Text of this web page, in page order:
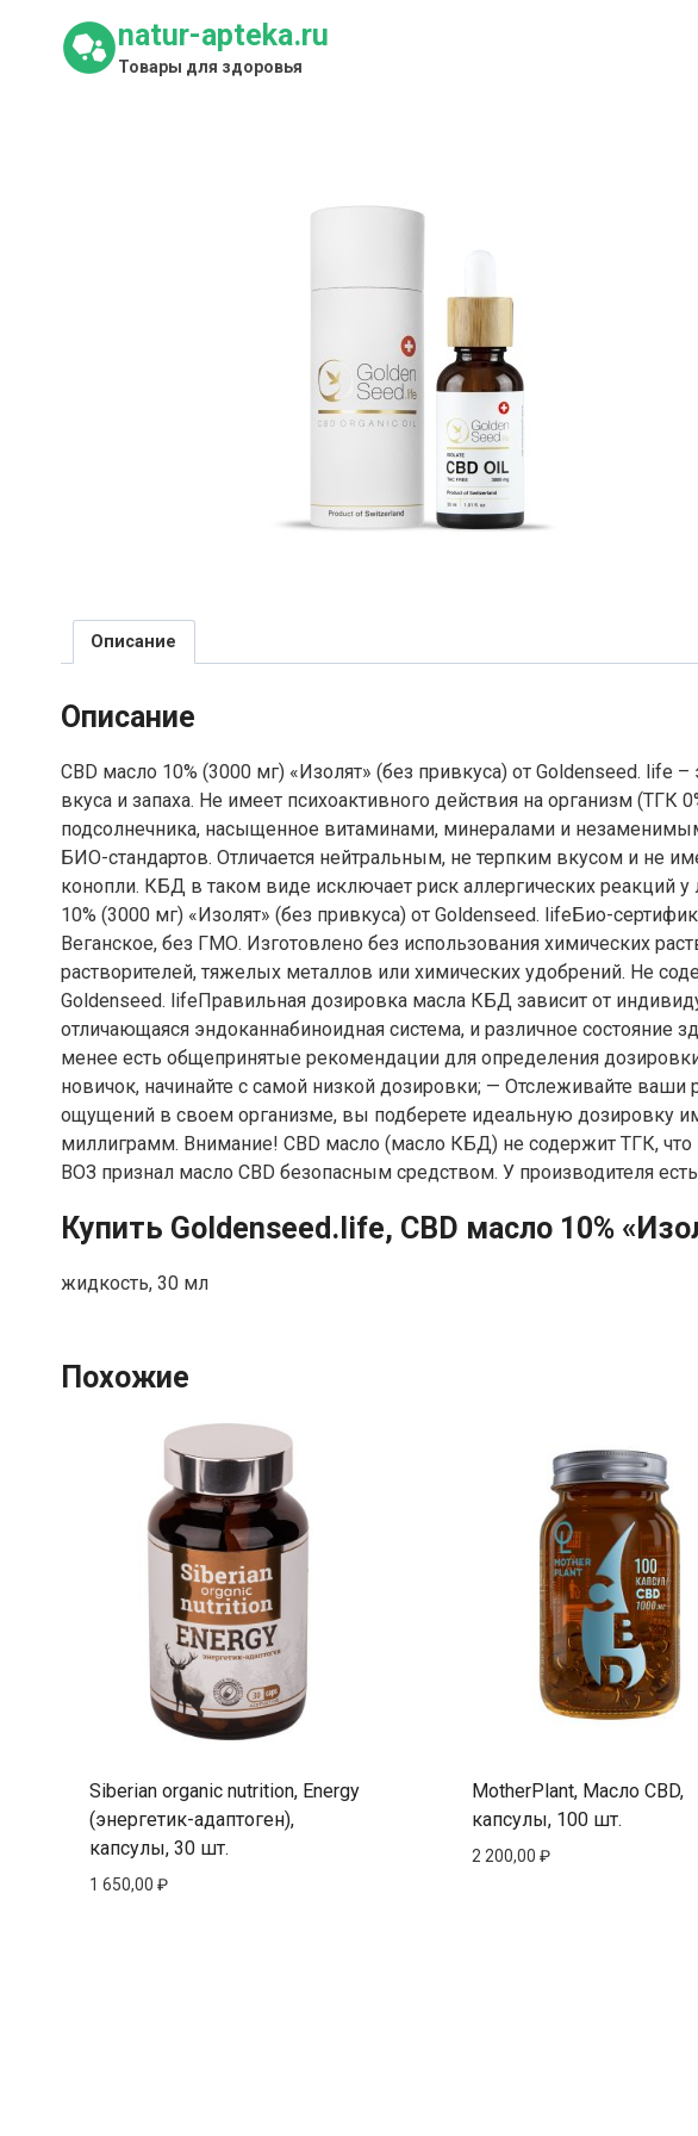
содержимому
natur-apteka.ru
Товары для здоровья
Описание
Описание
CBD масло 10% (3000 мг) «Изолят» (без привкуса) от Goldenseed.
вкуса и запаха. Не имеет психоактивного действия на организм
подсолнечника, насыщенное витаминами, минералами и
БИО-стандартов. Отличается нейтральным, не терпким вкусом и не
конопли. КБД в таком виде исключает риск аллергических реакций
10% (3000 мг) «Изолят» (без привкуса) от Goldenseed. lifeБио-
Веганское, без ГМО. Изготовлено без использования химических
растворителей, тяжелых металлов или химических удобрений. Не
Goldenseed. lifeПравильная дозировка масла КБД зависит от
отличающаяся эндоканнабиноидная система, и различное
менее есть общепринятые рекомендации для определения
новичок, начинайте с самой низкой дозировки; — Отслеживайте
ощущений в своем организме, вы подберете идеальную дозировку
миллиграмм. Внимание! CBD масло (масло КБД) не содержит ТГК,
ВОЗ признал масло CBD безопасным средством. У производителя
Купить Goldenseed.life, CBD масло 10%
жидкость, 30 мл
Похожие
Siberian organic nutrition, Energy
(энергетик-адаптоген),
капсулы, 30 шт.
1 650,00 ₽
MotherPlant, Масло CBD,
капсулы, 100 шт.
2 200,00 ₽